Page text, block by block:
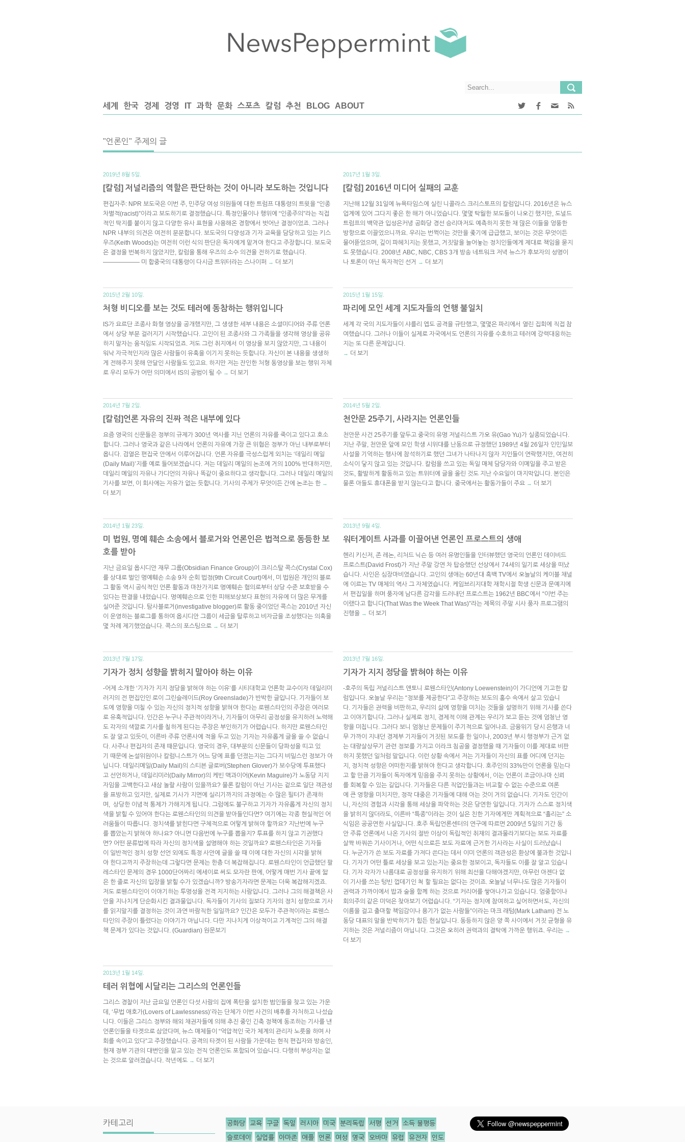
세계 한국 경제 경영 IT 과학 문화 스포츠 칼럼 추천 BLOG ABOUT
"언론인" 주제의 글
2019년 8월 5일.
[칼럼] 저널리즘의 역할은 판단하는 것이 아니라 보도하는 것입니다
편집자주: NPR 보도국은 이번 주, 민주당 여성 의원들에 대한 트럼프 대통령의 트윗을 “인종
차별적(racist)”이라고 보도하기로 결정했습니다. 특정인물이나 행위에 “인종주의”라는 직접
적인 딱지를 붙이지 않고 다양한 유사 표현을 사용해온 경향에서 벗어난 결정이었죠. 그러나
NPR 내부의 의견은 여전히 분분합니다. 보도국의 다양성과 기자 교육을 담당하고 있는 키스
우즈(Keith Woods)는 여전히 이런 식의 판단은 독자에게 맡겨야 한다고 주장합니다. 보도국
은 결정을 번복하지 않았지만, 칼럼을 통해 우즈의 소수 의견을 전하기로 했습니다.
—————— 미 합중국의 대통령이 다시금 트위터라는 스나이퍼 → 더 보기
2017년 1월 3일.
[칼럼] 2016년 미디어 실패의 교훈
지난해 12월 31일에 뉴욕타임스에 실린 니콜라스 크리스토프의 칼럼입니다. 2016년은 뉴스
업계에 있어 그다지 좋은 한 해가 아니었습니다. 몇몇 탁월한 보도들이 나오긴 했지만, 도널드
트럼프의 백악관 입성은커녕 공화당 경선 승리마저도 예측하지 못한 채 많은 이들을 엉뚱한
방향으로 이끌었으니까요. 우리는 번쩍이는 것만을 좇기에 급급했고, 보이는 것은 무엇이든
물어뜯었으며, 깊이 파헤치지는 못했고, 거짓말을 늘어놓는 정치인들에게 제대로 책임을 묻지
도 못했습니다. 2008년 ABC, NBC, CBS 3개 방송 네트워크 저녁 뉴스가 후보자의 성명이
나 토론이 아닌 독자적인 선거
→ 더 보기
2015년 2월 10일.
처형 비디오를 보는 것도 테러에 동참하는 행위입니다
IS가 요르단 조종사 화형 영상을 공개했지만, 그 생생한 세부 내용은 소셜미디어와 주류 언론
에서 상당 부분 걸러지기 시작했습니다. 고인이 된 조종사와 그 가족들을 생각해 영상을 공유
하지 말자는 움직임도 시작되었죠. 저도 그런 취지에서 이 영상을 보지 않았지만, 그 내용이
워낙 자극적인지라 많은 사람들이 유혹을 이기지 못하는 듯합니다. 자신이 본 내용을 생생하
게 전해주지 못해 안달인 사람들도 있고요. 하지만 저는 잔인한 처형 동영상을 보는 행위 자체
로 우리 모두가 어떤 의미에서 IS의 공범이 될 수 → 더 보기
2015년 1월 15일.
파리에 모인 세계 지도자들의 언행 불일치
세계 각 국의 지도자들이 샤를리 엡도 공격을 규탄했고, 몇몇은 파리에서 열린 집회에 직접 참
여했습니다. 그러나 이들이 실제로 자국에서도 언론의 자유를 수호하고 테러에 강력대응하는
지는 또 다른 문제입니다.
→ 더 보기
2014년 7월 2일.
[칼럼]언론 자유의 진짜 적은 내부에 있다
요즘 영국의 신문들은 정부의 규제가 300년 역사를 지닌 언론의 자유를 죽이고 있다고 호소
합니다. 그러나 영국과 같은 나라에서 언론의 자유에 가장 큰 위협은 정부가 아닌 내부로부터
옵니다. 검열은 편집국 안에서 이루어집니다. 언론 자유를 극성스럽게 외치는 ‘데일리 메일
(Daily Mail)’지를 예로 들어보겠습니다. 저는 데일리 메일의 논조에 거의 100% 반대하지만,
데일리 메일의 자유나 가디언의 자유나 똑같이 중요하다고 생각합니다. 그러나 데일리 메일의
기사를 보면, 이 회사에는 자유가 없는 듯합니다. 기사의 주제가 무엇이든 간에 논조는 한 →
더 보기
2014년 5월 2일.
천안문 25주기, 사라지는 언론인들
천안문 사건 25주기를 앞두고 중국의 유명 저널리스트 가오 유(Gao Yu)가 실종되었습니다.
지난 주말, 천안문 앞에 모인 학생 시위대를 난동으로 규정했던 1989년 4월 26일자 인민일보
사설을 기억하는 행사에 참석하기로 했던 그녀가 나타나지 않자 지인들이 연락했지만, 여전히
소식이 닿지 않고 있는 것입니다. 칼럼을 쓰고 있는 독일 매체 담당자와 이메일을 주고 받은
것도, 활발하게 활동하고 있는 트위터에 글을 올린 것도 지난 수요일이 마지막입니다. 본인은
물론 아들도 휴대폰을 받지 않는다고 합니다. 중국에서는 활동가들이 주요 → 더 보기
2014년 1월 23일.
미 법원, 명예 훼손 소송에서 블로거와 언론인은 법적으로 동등한 보
호를 받아
지난 금요일 옵시디안 재무 그룹(Obsidian Finance Group)이 크리스탈 콕스(Crystal Cox)
를 상대로 벌인 명예훼손 소송 9차 순회 법정(9th Circuit Court)에서, 미 법원은 개인의 블로
그 활동 역시 공식적인 언론 활동과 마찬가지로 명예훼손 혐의로부터 상당 수준 보호받을 수
있다는 판결을 내렸습니다. 명예훼손으로 인한 피해보상보다 표현의 자유에 더 많은 무게를
실어준 것입니다. 탐사블로거(investigative blogger)로 활동 중이었던 콕스는 2010년 자신
이 운영하는 블로그를 통하여 옵시디안 그룹이 세금을 탈루하고 비자금을 조성했다는 의혹을
몇 차례 제기했었습니다. 콕스의 포스팅으로 → 더 보기
2013년 9월 4일.
워터게이트 사과를 이끌어낸 언론인 프로스트의 생애
헨리 키신저, 존 레논, 리처드 닉슨 등 여러 유명인들을 인터뷰했던 영국의 언론인 데이비드
프로스트(David Frost)가 지난 주말 강연 차 탑승했던 선상에서 74세의 일기로 세상을 떠났
습니다. 사인은 심장마비였습니다. 고인의 생애는 60년대 흑백 TV에서 오늘날의 케이블 채널
에 이르는 TV 매체의 역사 그 자체였습니다. 케임브리지대학 재학시절 학생 신문과 문예지에
서 편집일을 하며 풍자에 남다른 감각을 드러내던 프로스트는 1962년 BBC에서 “이번 주는
이랬다고 합니다(That Was the Week That Was)”라는 제목의 주말 시사 풍자 프로그램의
진행을 → 더 보기
2013년 7월 17일.
기자가 정치 성향을 밝히지 말아야 하는 이유
-어제 소개한 ‘기자가 지지 정당을 밝혀야 하는 이유’를 시티대학교 언론학 교수이자 데일리미
러지의 전 편집인인 로이 그린슬레이드(Roy Greenslade)가 반박한 글입니다. 기자들이 보
도에 영향을 미칠 수 있는 자신의 정치적 성향을 밝혀야 한다는 로웬스타인의 주장은 여러모
로 유혹적입니다. 인간은 누구나 주관적이라거나, 기자들이 아무리 공정성을 유지하려 노력해
도 각자의 색깔로 기사를 칠하게 된다는 주장은 부인하기가 어렵습니다. 하지만 로웬스타인
도 잘 알고 있듯이, 이른바 주류 언론사에 적을 두고 있는 기자는 자유롭게 글을 쓸 수 없습니
다. 사주나 편집자의 존재 때문입니다. 영국의 경우, 대부분의 신문들이 당파성을 띠고 있
기 때문에 논설위원이나 칼럼니스트가 어느 당에 표를 던졌는지는 그다지 비밀스런 정보가 아
닙니다. 데일리메일(Daily Mail)의 스티븐 글로버(Stephen Glover)가 보수당에 투표했다
고 선언하거나, 데일리미러(Daily Mirror)의 케빈 맥과이어(Kevin Maguire)가 노동당 지지
자임을 고백한다고 새삼 놀랄 사람이 있을까요? 물론 칼럼이 아닌 기사는 겉으로 일단 객관성
을 표방하고 있지만, 실제로 기사가 지면에 실리기까지의 과정에는 수 많은 필터가 존재하
며, 상당한 이념적 통제가 가해지게 됩니다. 그럼에도 불구하고 기자가 자유롭게 자신의 정치
색을 밝힐 수 있어야 한다는 로웬스타인의 의견을 받아들인다면? 여기에는 각종 현실적인 어
려움들이 따릅니다. 정치색를 밝힌다면 구체적으로 어떻게 밝혀야 할까요? 지난번에 누구
를 뽑았는지 밝혀야 하나요? 아니면 다음번에 누구를 뽑을지? 투표를 하지 않고 기권했다
면? 어떤 분류법에 따라 자신의 정치색을 설명해야 하는 것일까요? 로웬스타인은 기자들
이 일반적인 정치 성향 선언 외에도 특정 사안에 글을 쓸 때 이에 대한 자신의 시각을 밝혀
야 한다고까지 주장하는데 그렇다면 문제는 한층 더 복잡해집니다. 로웬스타인이 언급했던 팔
레스타인 문제의 경우 1000단어짜리 에세이로 써도 모자란 판에, 어떻게 매번 기사 끝에 짧
은 한 줄로 자신의 입장을 밝힐 수가 있겠습니까? 방송기자라면 문제는 더욱 복잡해지겠죠.
저도 로웬스타인이 이야기하는 투명성을 전격 지지하는 사람입니다. 그러나 그의 해결책은 사
안을 지나치게 단순화시킨 결과물입니다. 독자들이 기사의 질보다 기자의 정치 성향으로 기사
를 읽지말지를 결정하는 것이 과연 바람직한 일일까요? 인간은 모두가 주관적이라는 로웬스
타인의 주장이 틀렸다는 이야기가 아닙니다. 다만 지나치게 이상적이고 기계적인 그의 해결
책 문제가 있다는 것입니다. (Guardian) 원문보기
2013년 7월 16일.
기자가 지지 정당을 밝혀야 하는 이유
-호주의 독립 저널리스트 앤토니 로웬스타인(Antony Loewenstein)이 가디언에 기고한 칼
럼입니다. 오늘날 우리는 “정보를 제공한다”고 주장하는 보도의 홍수 속에서 살고 있습니
다. 기자들은 권력을 비판하고, 우리의 삶에 영향을 미치는 것들을 설명하기 위해 기사를 쓴다
고 이야기합니다. 그러나 실제로 정치, 경제적 이해 관계는 우리가 보고 듣는 것에 엄청난 영
향을 미칩니다. 그러다 보니 엄청난 문제들이 주기적으로 일어나죠. 금융위기 당시 은행과 너
무 가까이 지내던 경제부 기자들이 거짓된 보도를 한 일이나, 2003년 부시 행정부가 근거 없
는 대량살상무기 관련 정보를 가지고 이라크 침공을 결정했을 때 기자들이 이를 제대로 비판
하지 못했던 일처럼 말입니다. 이런 상황 속에서 저는 기자들이 자신의 표를 어디에 던지는
지, 정치적 성향은 어떠한지를 밝혀야 한다고 생각합니다. 호주인의 33%만이 언론을 믿는다
고 할 만큼 기자들이 독자에게 믿음을 주지 못하는 상황에서, 이는 언론이 조금이나마 신뢰
를 회복할 수 있는 길입니다. 기자들은 다른 직업인들과는 비교할 수 없는 수준으로 여론
에 큰 영향을 미치지만, 정작 대중은 기자들에 대해 아는 것이 거의 없습니다. 기자도 인간이
니, 자신의 경험과 시각을 통해 세상을 파악하는 것은 당연한 일입니다. 기자가 스스로 정치색
을 밝히지 않더라도, 이른바 “특종”이라는 것이 실은 친한 기자에게만 계획적으로 “흘리는” 소
식임은 공공연한 사실입니다. 호주 독립언론센터의 연구에 따르면 2009년 5일의 기간 동
안 주류 언론에서 나온 기사의 절반 이상이 독립적인 취재의 결과물라기보다는 보도 자료를
살짝 바꿔쓴 기사이거나, 어떤 식으로든 보도 자료에 근거한 기사라는 사실이 드러났습니
다. 누군가가 쓴 보도 자료를 가져다 쓴다는 데서 이미 언론의 객관성은 환상에 불과한 것입니
다. 기자가 어떤 틀로 세상을 보고 있는지는 중요한 정보이고, 독자들도 이를 잘 알고 있습니
다. 기자 각자가 나름대로 공정성을 유지하기 위해 최선을 다해야겠지만, 아무런 아젠다 없
이 기사를 쓰는 텅빈 껍데기인 척 할 필요는 없다는 것이죠. 오늘날 너무나도 많은 기자들이
권력과 가까이에서 밥과 술을 함께 하는 것으로 커리어를 쌓아나가고 있습니다. 엄중함이나
회의주의 같은 미덕은 찾아보기 어렵습니다. “기자는 정치에 참여하고 싶어하면서도, 자신의
이름을 걸고 출마할 책임감이나 용기가 없는 사람들”이라는 마크 래텀(Mark Latham) 전 노
동당 대표의 말을 반박하기가 힘든 현실입니다. 동등하지 않은 양 쪽 사이에서 거짓 균형을 유
지하는 것은 저널리즘이 아닙니다. 그것은 오히려 권력과의 결탁에 가까운 행위죠. 우리는 →
더 보기
2013년 1월 14일.
테러 위협에 시달리는 그리스의 언론인들
그리스 경찰이 지난 금요일 언론인 다섯 사람의 집에 폭탄을 설치한 범인들을 찾고 있는 가운
데, ‘무법 애호가(Lovers of Lawlessness)’라는 단체가 이번 사건의 배후를 자처하고 나섰습
니다. 이들은 그리스 정부와 해외 채권자들에 의해 추진 중인 긴축 정책에 동조하는 기사를 낸
언론인들을 타겟으로 삼았다며, 뉴스 매체들이 “억압적인 국가 체계의 관리자 노릇을 하며 사
회를 속이고 있다”고 주장했습니다. 공격의 타겟이 된 사람들 가운데는 현직 편집자와 방송인,
현재 정부 기관의 대변인을 맡고 있는 전직 언론인도 포함되어 있습니다. 다행히 부상자는 없
는 것으로 알려졌습니다. 작년에도 → 더 보기
카테고리 공화당 교육 구글 독일 러시아 미국 분리독립 서평 선거 소득 불평등
슬로데이 실업률 아마존 애플 언론 여성 영국 오바마 유럽 유전자 인도